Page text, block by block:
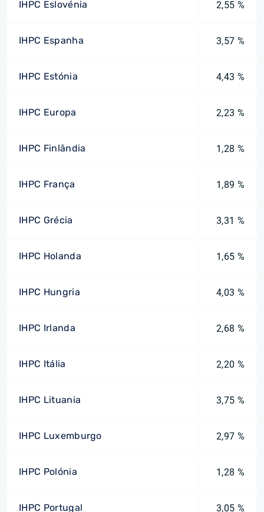
IHPC Eslovénia 2,55 %
IHPC Espanha 3,57 %
IHPC Estónia 4,43 %
IHPC Europa 2,23 %
IHPC Finlândia 1,28 %
IHPC França 1,89 %
IHPC Grécia 3,31 %
IHPC Holanda 1,65 %
IHPC Hungria 4,03 %
IHPC Irlanda 2,68 %
IHPC Itália 2,20 %
IHPC Lituania 3,75 %
IHPC Luxemburgo 2,97 %
IHPC Polónia 1,28 %
IHPC Portugal 3,05 %